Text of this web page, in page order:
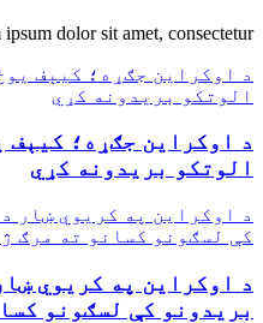
dolor sit amet, consectetur.
د اوکراین جګړه؛ کیېف
الوتکو بریدونه کړي
د اوکراین جګړه؛ کیېف
الوتکو بریدونه کړي
د اوکراین په کریوي ښار
کې لسګونو کسانو ته مرګ
د اوکراین په کریوي
بریدونو کې لسګونو